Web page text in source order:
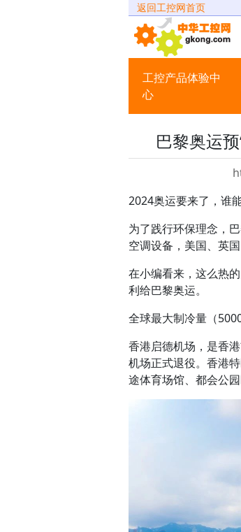
返回工控网首页
工控产品体验中
心
巴黎奥运
2024奥运要来了，谁
为了践行环保理念，
空调设备，美国、英
在小编看来，这么热
利给巴黎奥运。
全球最大制冷量（
香港启德机场，是香
机场正式退役。香港
途体育场馆、都会公